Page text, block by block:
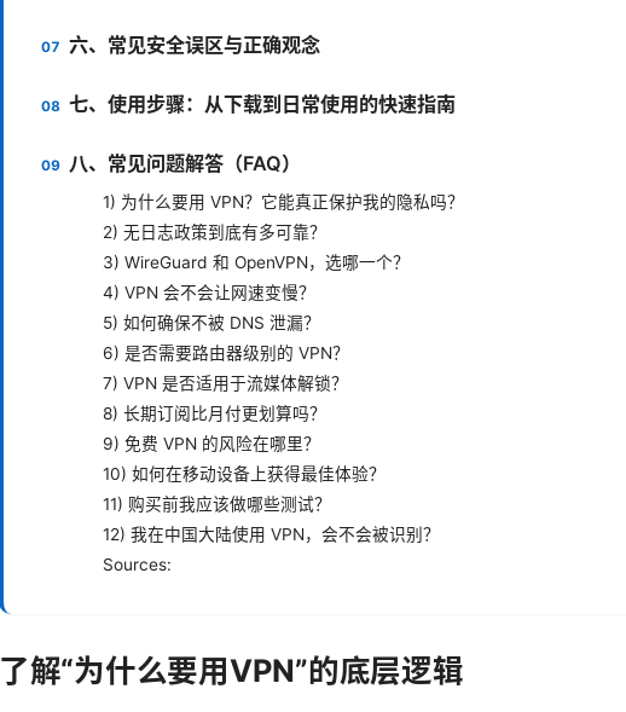
六、常见安全误区与正确观念
七、使用步骤：从下载到日常使用的快速指南
八、常见问题解答（FAQ）
1) 为什么要用 VPN？它能真正保护我的隐私吗？
2) 无日志政策到底有多可靠？
3) WireGuard 和 OpenVPN，选哪一个？
4) VPN 会不会让网速变慢？
5) 如何确保不被 DNS 泄漏？
6) 是否需要路由器级别的 VPN？
7) VPN 是否适用于流媒体解锁？
8) 长期订阅比月付更划算吗？
9) 免费 VPN 的风险在哪里？
10) 如何在移动设备上获得最佳体验？
11) 购买前我应该做哪些测试？
12) 我在中国大陆使用 VPN，会不会被识别？
Sources:
了解“为什么要用VPN”的底层逻辑